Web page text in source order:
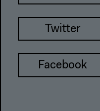
Twitter
Facebook